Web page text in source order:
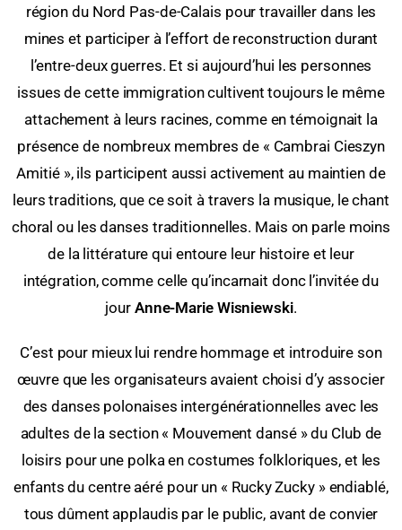
région du Nord Pas-de-Calais pour travailler dans les
mines et participer à l’effort de reconstruction durant
l’entre-deux guerres. Et si aujourd’hui les personnes
issues de cette immigration cultivent toujours le même
attachement à leurs racines, comme en témoignait la
présence de nombreux membres de « Cambrai Cieszyn
Amitié », ils participent aussi activement au maintien de
leurs traditions, que ce soit à travers la musique, le chant
choral ou les danses traditionnelles. Mais on parle moins
de la littérature qui entoure leur histoire et leur
intégration, comme celle qu’incarnait donc l’invitée du
jour Anne-Marie Wisniewski.
C’est pour mieux lui rendre hommage et introduire son
œuvre que les organisateurs avaient choisi d’y associer
des danses polonaises intergénérationnelles avec les
adultes de la section « Mouvement dansé » du Club de
loisirs pour une polka en costumes folkloriques, et les
enfants du centre aéré pour un « Rucky Zucky » endiablé,
tous dûment applaudis par le public, avant de convier